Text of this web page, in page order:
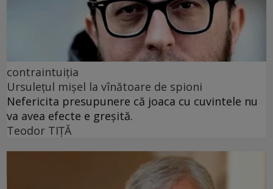
contraintuiția
Ursulețul mișel la vînătoare de spioni
Nefericita presupunere că joaca cu cuvintele nu
va avea efecte e greșită.
Teodor TIŢĂ